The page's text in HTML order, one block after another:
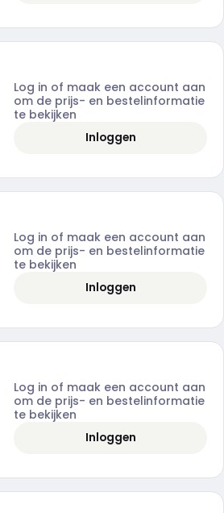
Log in of maak een account aan
om de prijs- en bestelinformatie
te bekijken
Inloggen
Log in of maak een account aan
om de prijs- en bestelinformatie
te bekijken
Inloggen
Log in of maak een account aan
om de prijs- en bestelinformatie
te bekijken
Inloggen